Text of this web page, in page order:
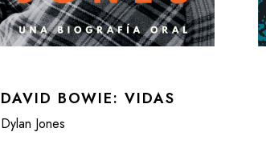
DAVID BOWIE: VIDAS
Dylan Jones